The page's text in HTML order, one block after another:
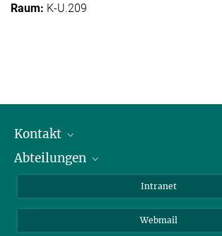
K-U.209
Kontakt
Mitarbeiterverzeichnis
Abteilungen
Kolloidchemie
Intranet
Webmail